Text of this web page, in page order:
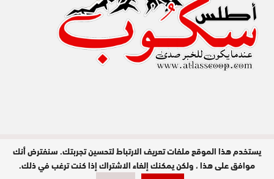
مدير النشر : عبد الله عزي / جميع الحقوق
محفوظة © 2026
يستخدم هذا الموقع ملفات تعريف الارتباط لتحسين تجربتك. سنفترض أنك
موافق على هذا ، ولكن يمكنك إلغاء الاشتراك إذا كنت ترغب في ذلك.